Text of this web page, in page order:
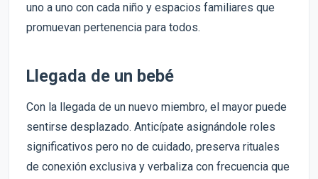
uno a uno con cada niño y espacios familiares que
promuevan pertenencia para todos.
Llegada de un bebé
Con la llegada de un nuevo miembro, el mayor puede
sentirse desplazado. Anticípate asignándole roles
significativos pero no de cuidado, preserva rituales
de conexión exclusiva y verbaliza con frecuencia que